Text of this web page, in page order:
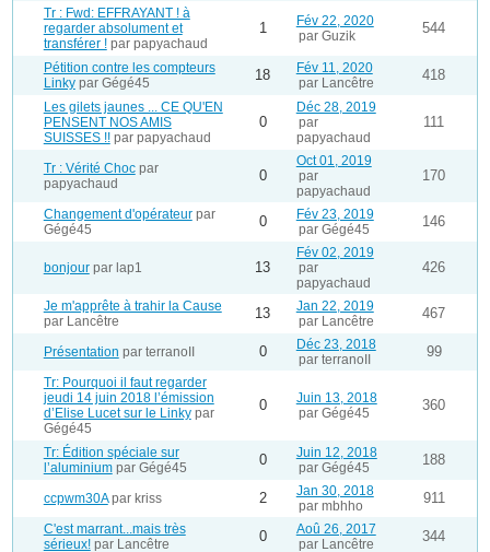
Tr : Fwd: EFFRAYANT ! à
regarder absolument et
transférer ! par papyachaud
1
Fév 22, 2020
par Guzik
544
Pétition contre les compteurs
Linky par Gégé45 18
Fév 11, 2020
par Lancêtre
418
Les gilets jaunes ... CE QU'EN
PENSENT NOS AMIS
SUISSES !! par papyachaud
0
Déc 28, 2019
par
papyachaud
111
Tr : Vérité Choc par
papyachaud
0
Oct 01, 2019
par
papyachaud
170
Changement d'opérateur par
Gégé45
0
Fév 23, 2019
par Gégé45
146
bonjour par lap1 13
Fév 02, 2019
par
papyachaud
426
Je m'apprête à trahir la Cause
par Lancêtre
13
Jan 22, 2019
par Lancêtre
467
Présentation par terranoII 0
Déc 23, 2018
par terranoII
99
Tr: Pourquoi il faut regarder
jeudi 14 juin 2018 l’émission
d’Elise Lucet sur le Linky par
Gégé45
0
Juin 13, 2018
par Gégé45
360
Tr: Édition spéciale sur
l’aluminium par Gégé45 0
Juin 12, 2018
par Gégé45
188
ccpwm30A par kriss 2
Jan 30, 2018
par mbhho
911
C'est marrant...mais très
sérieux! par Lancêtre 0
Aoû 26, 2017
par Lancêtre
344